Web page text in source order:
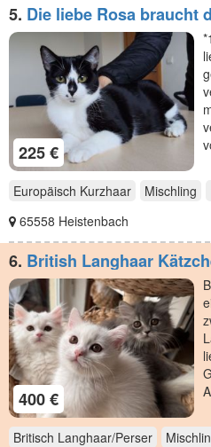
5. Die liebe Rosa braucht
Immer-Zuhause
225 €
Europäisch Kurzhaar Mischling
65558 Heistenbach
6. British Langhaar
400 €
Britisch Langhaar/Perser